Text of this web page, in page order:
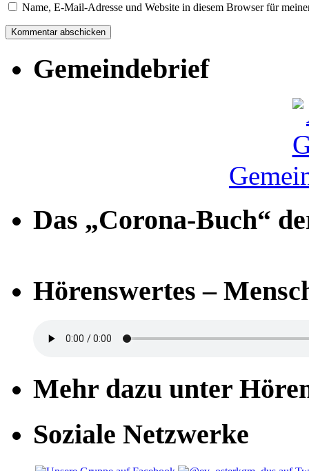
Name, E-Mail-Adresse und Website in diesem Browser für
Gemeindebrief
Das „Corona-Buch“
Hörenswertes –
Mehr dazu unter
Soziale Netzwerke